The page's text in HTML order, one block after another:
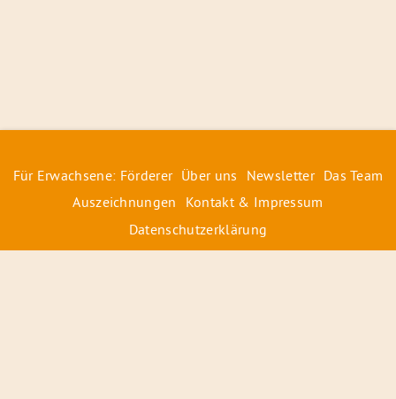
Für Erwachsene: Förderer Über uns Newsletter Das Team
Auszeichnungen
Kontakt & Impressum
Datenschutzerklärung